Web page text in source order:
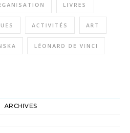
LIVRES
ACTIVITÉS ART
LÉONARD DE VINCI
ARCHIVES